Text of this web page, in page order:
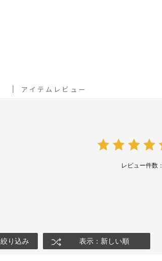
アイテムレビュー
レビュー件数：
絞り込み 表示：新しい順